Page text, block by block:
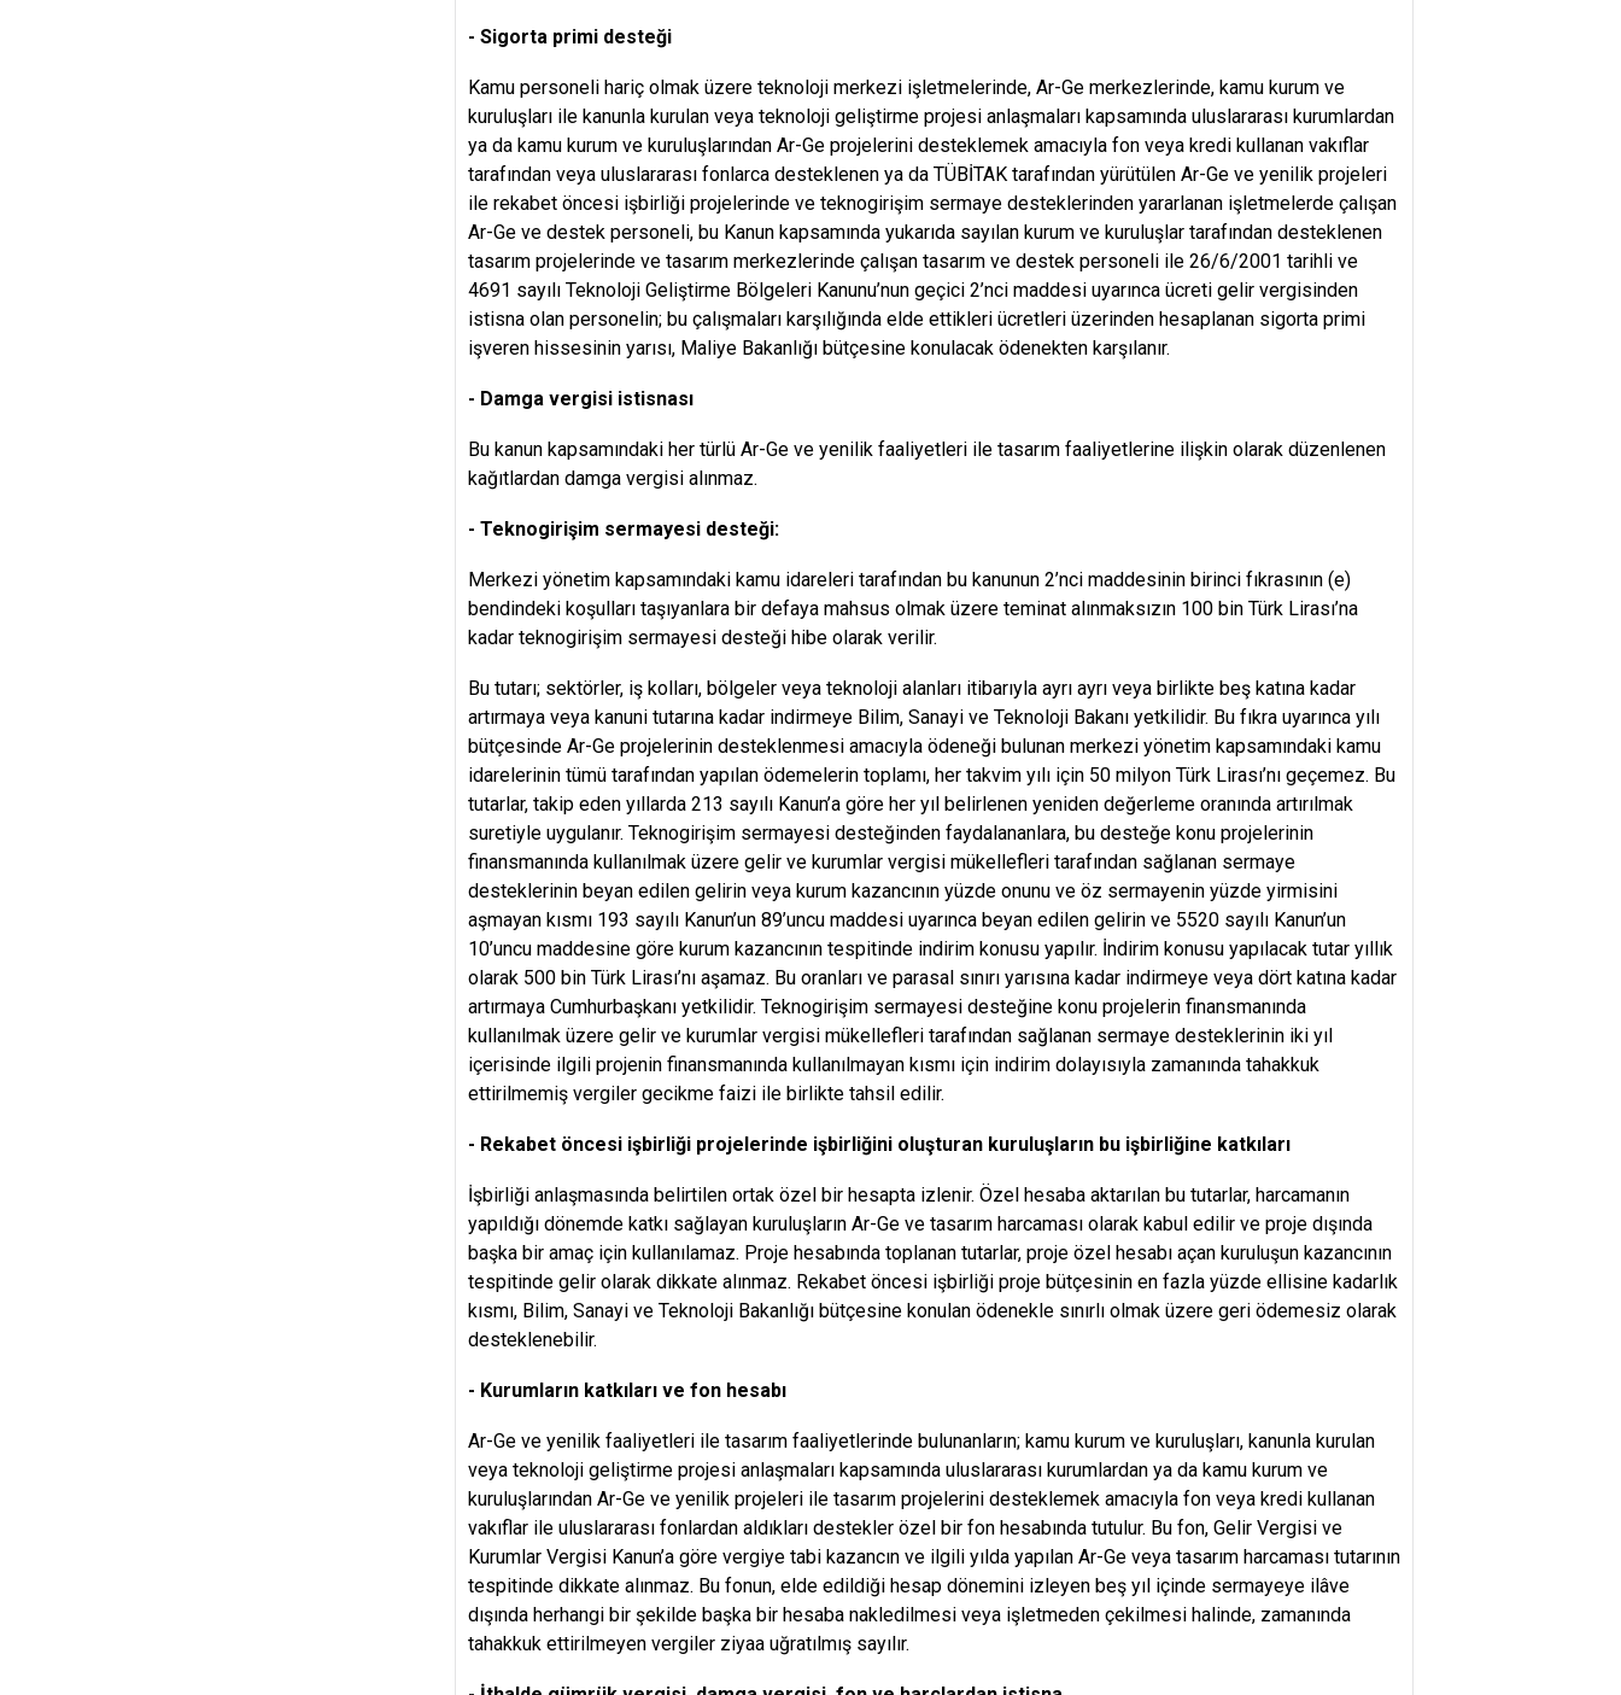
- Sigorta primi desteği
Kamu personeli hariç olmak üzere teknoloji merkezi işletmelerinde, Ar-Ge merkezlerinde, kamu kurum ve
kuruluşları ile kanunla kurulan veya teknoloji geliştirme projesi anlaşmaları kapsamında uluslararası kurumlardan
ya da kamu kurum ve kuruluşlarından Ar-Ge projelerini desteklemek amacıyla fon veya kredi kullanan vakıflar
tarafından veya uluslararası fonlarca desteklenen ya da TÜBİTAK tarafından yürütülen Ar-Ge ve yenilik projeleri
ile rekabet öncesi işbirliği projelerinde ve teknogirişim sermaye desteklerinden yararlanan işletmelerde çalışan
Ar-Ge ve destek personeli, bu Kanun kapsamında yukarıda sayılan kurum ve kuruluşlar tarafından desteklenen
tasarım projelerinde ve tasarım merkezlerinde çalışan tasarım ve destek personeli ile 26/6/2001 tarihli ve
4691 sayılı Teknoloji Geliştirme Bölgeleri Kanunu’nun geçici 2’nci maddesi uyarınca ücreti gelir vergisinden
istisna olan personelin; bu çalışmaları karşılığında elde ettikleri ücretleri üzerinden hesaplanan sigorta primi
işveren hissesinin yarısı, Maliye Bakanlığı bütçesine konulacak ödenekten karşılanır.
- Damga vergisi istisnası
Bu kanun kapsamındaki her türlü Ar-Ge ve yenilik faaliyetleri ile tasarım faaliyetlerine ilişkin olarak düzenlenen
kağıtlardan damga vergisi alınmaz.
- Teknogirişim sermayesi desteği:
Merkezi yönetim kapsamındaki kamu idareleri tarafından bu kanunun 2’nci maddesinin birinci fıkrasının (e)
bendindeki koşulları taşıyanlara bir defaya mahsus olmak üzere teminat alınmaksızın 100 bin Türk Lirası’na
kadar teknogirişim sermayesi desteği hibe olarak verilir.
Bu tutarı; sektörler, iş kolları, bölgeler veya teknoloji alanları itibarıyla ayrı ayrı veya birlikte beş katına kadar
artırmaya veya kanuni tutarına kadar indirmeye Bilim, Sanayi ve Teknoloji Bakanı yetkilidir. Bu fıkra uyarınca yılı
bütçesinde Ar-Ge projelerinin desteklenmesi amacıyla ödeneği bulunan merkezi yönetim kapsamındaki kamu
idarelerinin tümü tarafından yapılan ödemelerin toplamı, her takvim yılı için 50 milyon Türk Lirası’nı geçemez. Bu
tutarlar, takip eden yıllarda 213 sayılı Kanun’a göre her yıl belirlenen yeniden değerleme oranında artırılmak
suretiyle uygulanır. Teknogirişim sermayesi desteğinden faydalananlara, bu desteğe konu projelerinin
finansmanında kullanılmak üzere gelir ve kurumlar vergisi mükellefleri tarafından sağlanan sermaye
desteklerinin beyan edilen gelirin veya kurum kazancının yüzde onunu ve öz sermayenin yüzde yirmisini
aşmayan kısmı 193 sayılı Kanun’un 89’uncu maddesi uyarınca beyan edilen gelirin ve 5520 sayılı Kanun’un
10’uncu maddesine göre kurum kazancının tespitinde indirim konusu yapılır. İndirim konusu yapılacak tutar yıllık
olarak 500 bin Türk Lirası’nı aşamaz. Bu oranları ve parasal sınırı yarısına kadar indirmeye veya dört katına kadar
artırmaya Cumhurbaşkanı yetkilidir. Teknogirişim sermayesi desteğine konu projelerin finansmanında
kullanılmak üzere gelir ve kurumlar vergisi mükellefleri tarafından sağlanan sermaye desteklerinin iki yıl
içerisinde ilgili projenin finansmanında kullanılmayan kısmı için indirim dolayısıyla zamanında tahakkuk
ettirilmemiş vergiler gecikme faizi ile birlikte tahsil edilir.
- Rekabet öncesi işbirliği projelerinde işbirliğini oluşturan kuruluşların bu işbirliğine katkıları
İşbirliği anlaşmasında belirtilen ortak özel bir hesapta izlenir. Özel hesaba aktarılan bu tutarlar, harcamanın
yapıldığı dönemde katkı sağlayan kuruluşların Ar-Ge ve tasarım harcaması olarak kabul edilir ve proje dışında
başka bir amaç için kullanılamaz. Proje hesabında toplanan tutarlar, proje özel hesabı açan kuruluşun kazancının
tespitinde gelir olarak dikkate alınmaz. Rekabet öncesi işbirliği proje bütçesinin en fazla yüzde ellisine kadarlık
kısmı, Bilim, Sanayi ve Teknoloji Bakanlığı bütçesine konulan ödenekle sınırlı olmak üzere geri ödemesiz olarak
desteklenebilir.
- Kurumların katkıları ve fon hesabı
Ar-Ge ve yenilik faaliyetleri ile tasarım faaliyetlerinde bulunanların; kamu kurum ve kuruluşları, kanunla kurulan
veya teknoloji geliştirme projesi anlaşmaları kapsamında uluslararası kurumlardan ya da kamu kurum ve
kuruluşlarından Ar-Ge ve yenilik projeleri ile tasarım projelerini desteklemek amacıyla fon veya kredi kullanan
vakıflar ile uluslararası fonlardan aldıkları destekler özel bir fon hesabında tutulur. Bu fon, Gelir Vergisi ve
Kurumlar Vergisi Kanun’a göre vergiye tabi kazancın ve ilgili yılda yapılan Ar-Ge veya tasarım harcaması tutarının
tespitinde dikkate alınmaz. Bu fonun, elde edildiği hesap dönemini izleyen beş yıl içinde sermayeye ilâve
dışında herhangi bir şekilde başka bir hesaba nakledilmesi veya işletmeden çekilmesi halinde, zamanında
tahakkuk ettirilmeyen vergiler ziyaa uğratılmış sayılır.